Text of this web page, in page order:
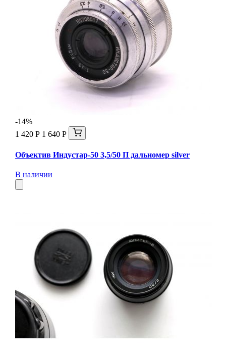
-14%
1 420 Р 1 640 Р
Объектив Индустар-50 3,5/50 П дальномер silver
В наличии